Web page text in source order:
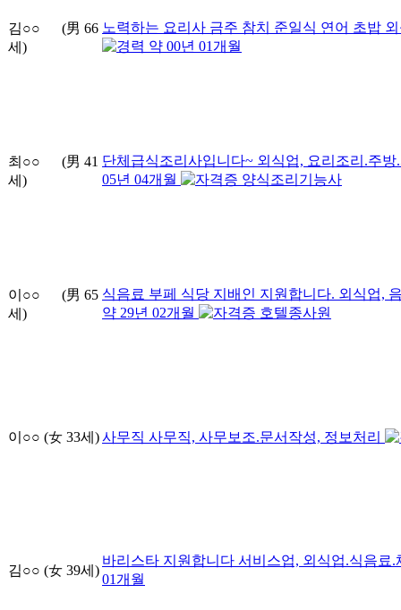
김○○ (男 66
세)
노력하는 요리사 금주 참치 준일식 연어 초밥
약 00년 01개월
최○○ (男 41
세)
단체급식조리사입니다~ 외식업, 요리조리.주
05년 04개월 양식조리기능사
이○○ (男 65
세)
식음료 부페 식당 지배인 지원합니다. 외식업,
약 29년 02개월 호텔종사원
이○○ (女 33세)사무직 사무직, 사무보조.문서작성, 정보처리
김○○ (女 39세)
바리스타 지원합니다 서비스업, 외식업.식음료.
01개월